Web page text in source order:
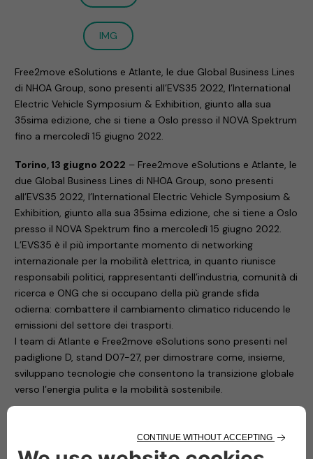
IMG
Free2move eSolutions e Atlante, le due Global Business Lines
di NHOA Group, sono presenti all’EVS35 2022, l’International
Electric Vehicle Symposium & Exhibition, giunto alla sua
35sima edizione, che si tiene a Oslo presso il NOVA Spektrum
fino a mercoledì 15 giugno 2022.
Torino, 13 giugno 2022 – Free2move eSolutions e Atlante, le
due Global Business Lines di NHOA Group, sono presenti
all’EVS35 2022, l’International Electric Vehicle Symposium &
Exhibition, giunto alla sua 35sima edizione, che si tiene a Oslo
presso il NOVA Spektrum fino a mercoledì 15 giugno 2022.
L’EVS35 è il più importante momento di networking
internazionale per la mobilità elettrica, in quanto riunisce
responsabili politici, rappresentanti dell’industria, comunità di
ricerca e ONG che si occupano della più grande sfida
odierna: combattere il cambiamento climatico riducendo le
emissioni del settore dei trasporti.
I team di Atlante e Free2move eSolutions sono presenti nel
padiglione D, stand D07-27, per dimostrare come, insieme,
sviluppano tecnologie che consentono la transizione globale
verso l’energia pulita e la mobilità sostenibile.
Free2move eSolutions, la joint venture tra Stellantis – quarta
casa automobilistica al mondo – e NHOA, leader mondiale